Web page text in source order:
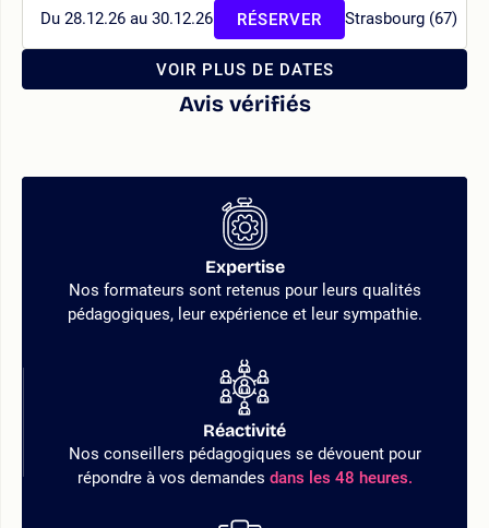
Du 28.12.26 au 30.12.26 Strasbourg (67)
RÉSERVER
VOIR PLUS DE DATES
Avis vérifiés
Expertise
Nos formateurs sont retenus pour leurs qualités
pédagogiques, leur expérience et leur sympathie.
Réactivité
Nos conseillers pédagogiques se dévouent pour
répondre à vos demandes dans les 48 heures.